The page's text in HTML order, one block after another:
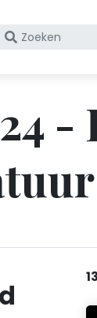
Zoek
KvK
nummer
13